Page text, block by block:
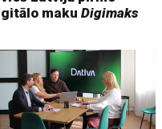
makuDigimaks